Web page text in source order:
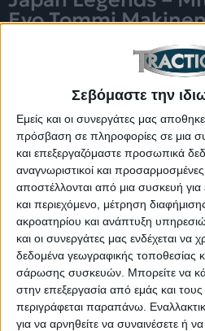
Σεβόμαστε την
Εμείς και οι συνεργάτες μας
πρόσβαση σε πληροφορίες σε μια
και επεξεργαζόμαστε προσωπικά
αναγνωριστικοί και
αποστέλλονται από μια συσκευή για
και περιεχόμενο, μέτρηση
ακροατηρίου και ανάπτυξη
και οι συνεργάτες μας ενδέχεται να
δεδομένα γεωγραφικής τοποθεσίας
σάρωσης συσκευών. Μπορείτε να
στην επεξεργασία από εμάς και
περιγράφεται παραπάνω.
για να αρνηθείτε να συναινέσετε ή
Evo Tommi
Αξέχαστα